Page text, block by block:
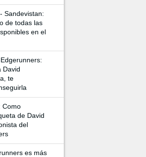
Sandevistan:
de todas las
en el
David
te
Como
de David
del
es más